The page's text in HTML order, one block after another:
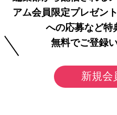
アム会員限定プレゼン
への応募など特
無料でご登録
新規会